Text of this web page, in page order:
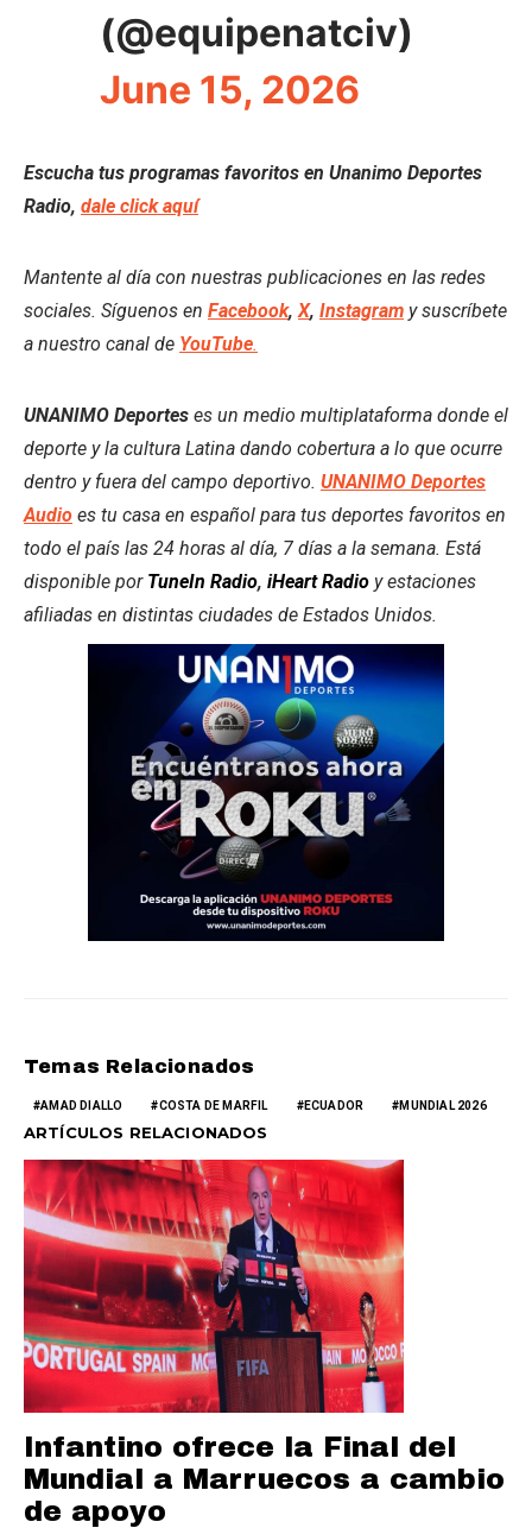
(@equipenatciv)
June 15, 2026
Escucha tus programas favoritos en Unanimo Deportes
Radio, dale click aquí
Mantente al día con nuestras publicaciones en las redes
sociales. Síguenos en Facebook,X, Instagram y suscríbete
a nuestro canal de YouTube.
UNANIMO Deportes es un medio multiplataforma donde el
deporte y la cultura Latina dando cobertura a lo que ocurre
dentro y fuera del campo deportivo. UNANIMO Deportes
Audio es tu casa en español para tus deportes favoritos en
todo el país las 24 horas al día, 7 días a la semana. Está
disponible por TuneIn Radio, iHeart Radio y estaciones
afiliadas en distintas ciudades de Estados Unidos.
Temas Relacionados
AMAD DIALLO COSTA DE MARFIL ECUADOR MUNDIAL 2026
ARTÍCULOS RELACIONADOS
Infantino ofrece la Final del
Mundial a Marruecos a cambio
de apoyo